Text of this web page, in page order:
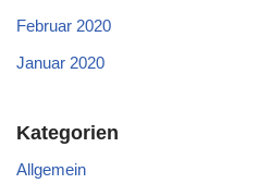
Februar 2020
Januar 2020
Kategorien
Allgemein